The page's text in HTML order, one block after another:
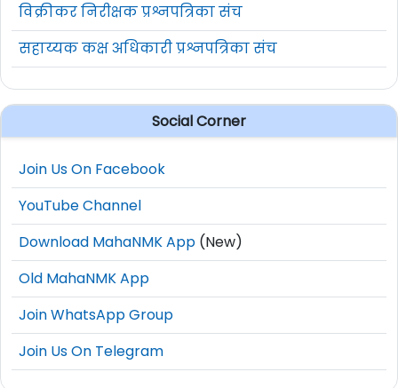
विक्रीकर निरीक्षक प्रश्नपत्रिका संच
सहाय्यक कक्ष अधिकारी प्रश्नपत्रिका संच
Social Corner
Join Us On Facebook
YouTube Channel
Download MahaNMK App (New)
Old MahaNMK App
Join WhatsApp Group
Join Us On Telegram